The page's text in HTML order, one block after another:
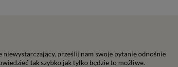
niewystarczający, prześlij nam swoje pytanie odnośnie
tak szybko jak tylko będzie to możliwe.